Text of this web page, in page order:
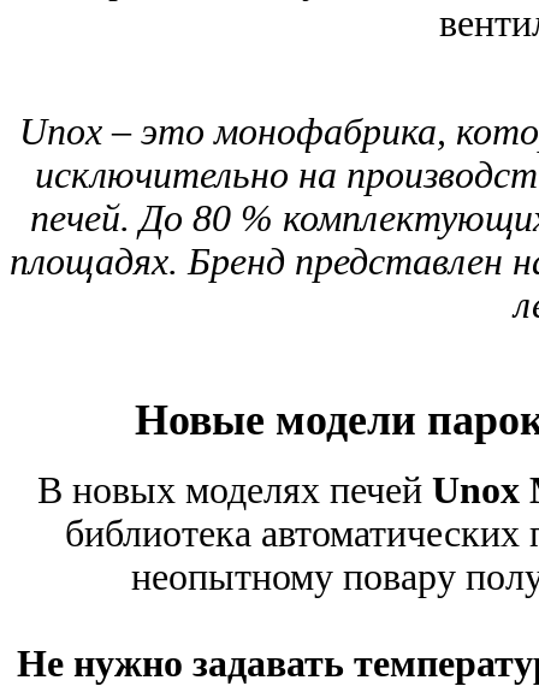
Unox – это монофабрика,
исключительно на
печей. До 80 %
площадях. Бренд представлен
Новые модели
В новых моделях печей Unox
библиотека
неопытному повару
Не нужно задавать